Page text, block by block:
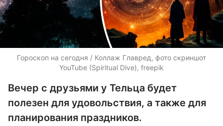
Гороскоп на сегодня / Коллаж Главред, фото скриншот
YouTube (Spiritual Dive), freepik
Вечер с друзьями у Тельца будет
полезен для удовольствия, а также для
планирования праздников.